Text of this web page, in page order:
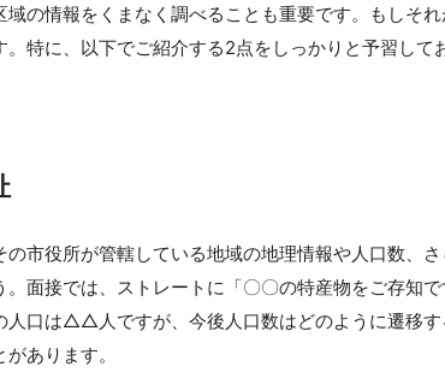
の情報をくまなく調べることも重要です。もしそ
特に、以下でご紹介する2点をしっかりと予習して
市役所が管轄している地域の地理情報や人口数、
面接では、ストレートに「〇〇の特産物をご存知
口は△△人ですが、今後人口数はどのように遷移す
あります。